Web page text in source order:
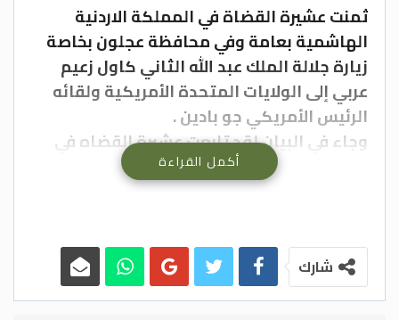
ثمنت عشيرة القضاة في المملكة الاردنية
الهاشمية بعامة وفي محافظة عجلون بخاصة
زيارة جلالة الملك عبد الله الثاني كاول زعيم
عربي إلى الولايات المتحدة الأمريكية ولقائه
الرئيس الأمريكي جو بادين .
وجاء في البيان لقد تابعت عشيرة القضاه في
المملكة الأردنية الهاشمية عن كثب الزيارة
التاريخية لجلالة الملك عبدالله الثاني إلى
الأبيض بعد وصول الرئيس الأميركي جو بايدن
الى سدة الحكم؛ والأهمية الأستراتيجية التي
تشكلها هذه الزيارة من حيث الدلالة والتوقيت.
أكمل القراءة
شارك